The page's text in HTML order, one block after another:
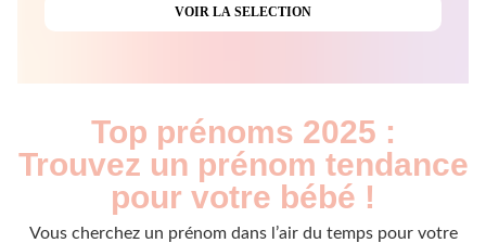
Top prénoms 2025 :
Trouvez un prénom tendance
pour votre bébé !
Vous cherchez un prénom dans l’air du temps pour votre